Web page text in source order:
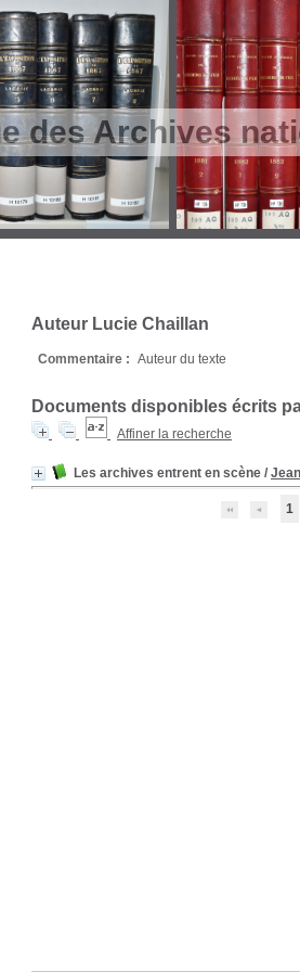
des Archives
Auteur Lucie Chaillan
Commentaire : Auteur du texte
Documents disponibles écrits
Affiner la recherche
Les archives entrent en scène /
1